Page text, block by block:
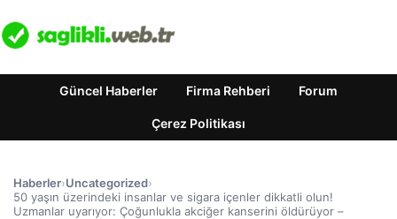
Güncel Haberler Firma Rehberi Forum
Çerez Politikası
Haberler›Uncategorized›
50 yaşın üzerindeki insanlar ve sigara içenler dikkatli olun!
Uzmanlar uyarıyor: Çoğunlukla akciğer kanserini öldürüyor –